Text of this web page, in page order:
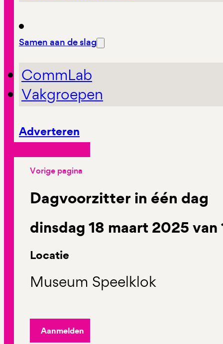
Samen aan de slag
CommLab
Vakgroepen
Adverteren
Vorige pagina
Dagvoorzitter in één dag
dinsdag 18 maart 2025
Locatie
Museum Speelklok
Aanmelden